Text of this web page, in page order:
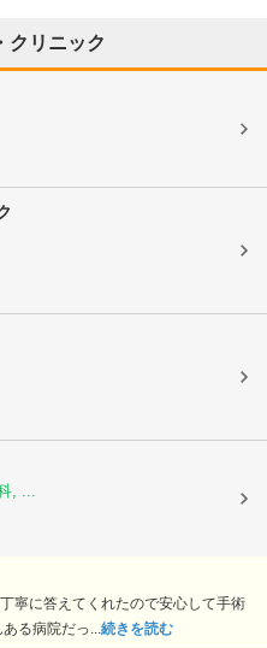
クリニック
, ...
寧に答えてくれたので安心して手術
る病院だっ...続きを読む